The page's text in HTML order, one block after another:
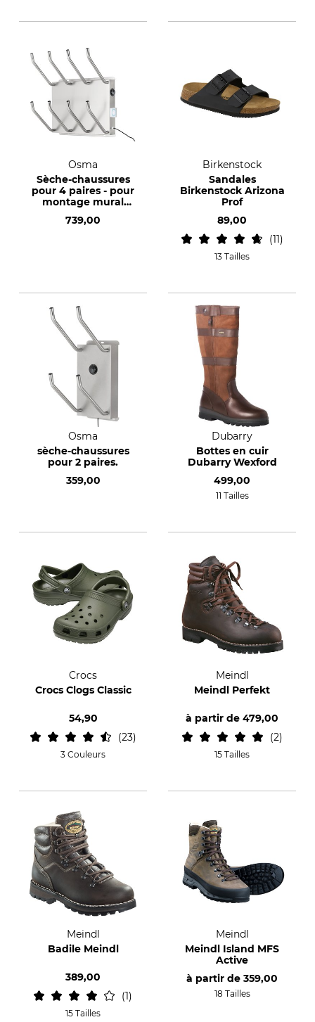
Osma
Sèche-chaussures
pour 4 paires - pour
montage mural
739,00
Birkenstock
Sandales
Birkenstock Arizona
Prof
89,00
11
13 Tailles
Osma
sèche-chaussures
pour 2 paires.
359,00
Dubarry
Bottes en cuir
Dubarry Wexford
499,00
11 Tailles
Crocs
Crocs Clogs Classic
54,90
23
3 Couleurs
Meindl
Meindl Perfekt
à partir de 479,00
2
15 Tailles
Meindl
Badile Meindl
389,00
1
15 Tailles
Meindl
Meindl Island MFS
Active
à partir de 359,00
18 Tailles